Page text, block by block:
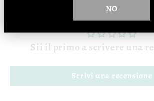
Recensioni
Sii il primo a scrivere una
Scrivi una recensione
NO